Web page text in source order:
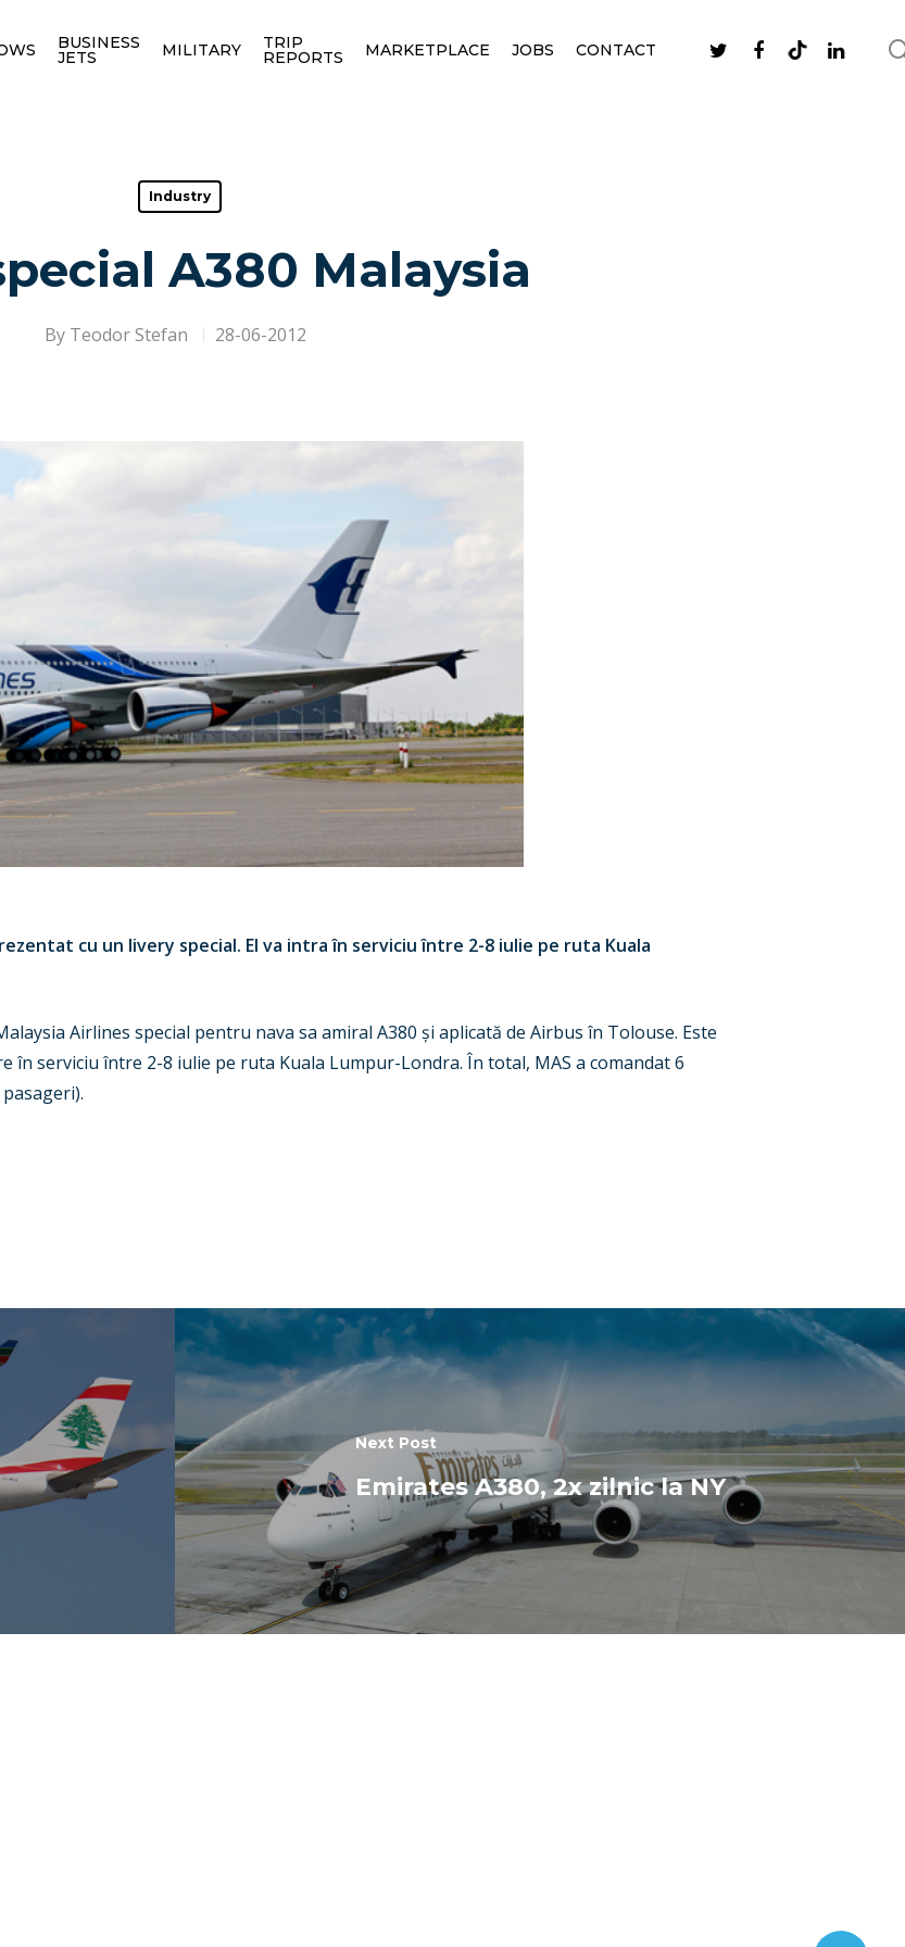
BUSINESS
JETS MILITARY TRIP
REPORTS MARKETPLACE JOBS CONTACT
Industry
A380 Malaysia
By Teodor Stefan 28-06-2012
cu un livery special. El va intra în serviciu între 2-8 iulie pe ruta Kuala
Airlines special pentru nava sa amiral A380 și aplicată de Airbus în Tolouse. Este
în serviciu între 2-8 iulie pe ruta Kuala Lumpur-Londra. În total, MAS a comandat 6
Next Post
Emirates A380, 2x zilnic la NY